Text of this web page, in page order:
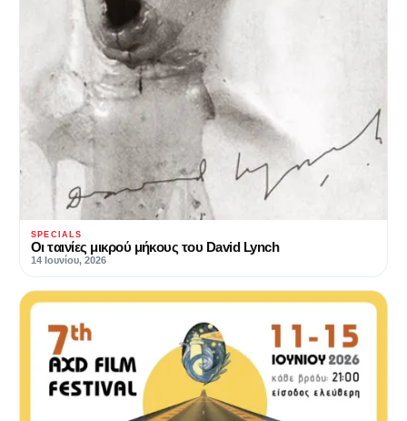
SPECIALS
Οι ταινίες μικρού μήκους του David Lynch
14 Ιουνίου, 2026